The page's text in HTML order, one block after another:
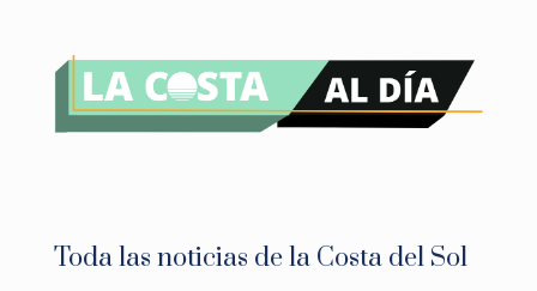
Toda las noticias de la Costa del Sol